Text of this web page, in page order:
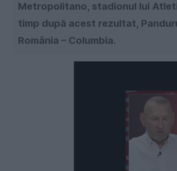
Metropolitano, stadionul lui
timp după acest rezultat,
România – Columbia.